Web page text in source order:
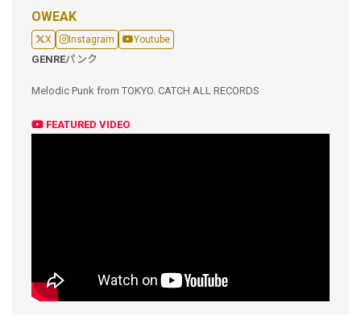
OWEAK
X Instagram Youtube
GENREパンク
Melodic Punk from TOKYO. CATCH ALL RECORDS
FEATURED VIDEO